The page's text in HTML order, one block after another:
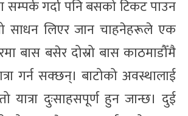
गर्दा पनि बसको टिकट पाउन
साधन लिएर जान चाहनेहरूले एक
बास बसेर दोस्रो बास काठमाडौँमै
गर्न सक्छन्। बाटोको अवस्थालाई
यात्रा दुःसाहसपूर्ण हुन जान्छ। दुई